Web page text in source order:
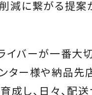
減に繋がる提案
イバーが一番大
ター様や納品先
成し、日々、配